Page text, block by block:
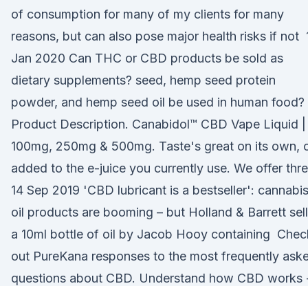
of consumption for many of my clients for many
reasons, but can also pose major health risks if not
Jan 2020 Can THC or CBD products be sold as
dietary supplements? seed, hemp seed protein
powder, and hemp seed oil be used in human food?
Product Description. Canabidol™ CBD Vape Liquid |
100mg, 250mg & 500mg. Taste's great on its own,
added to the e-juice you currently use. We offer
14 Sep 2019 'CBD lubricant is a bestseller': cannabis
oil products are booming – but Holland & Barrett
a 10ml bottle of oil by Jacob Hooy containing
out PureKana responses to the most frequently
questions about CBD. Understand how CBD works